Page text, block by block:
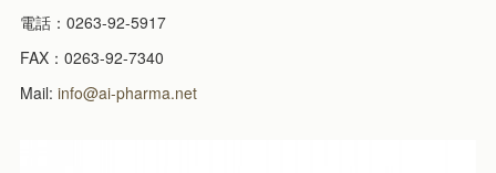
電話：0263-92-5917
FAX：0263-92-7340
Mail:info@ai-pharma.net